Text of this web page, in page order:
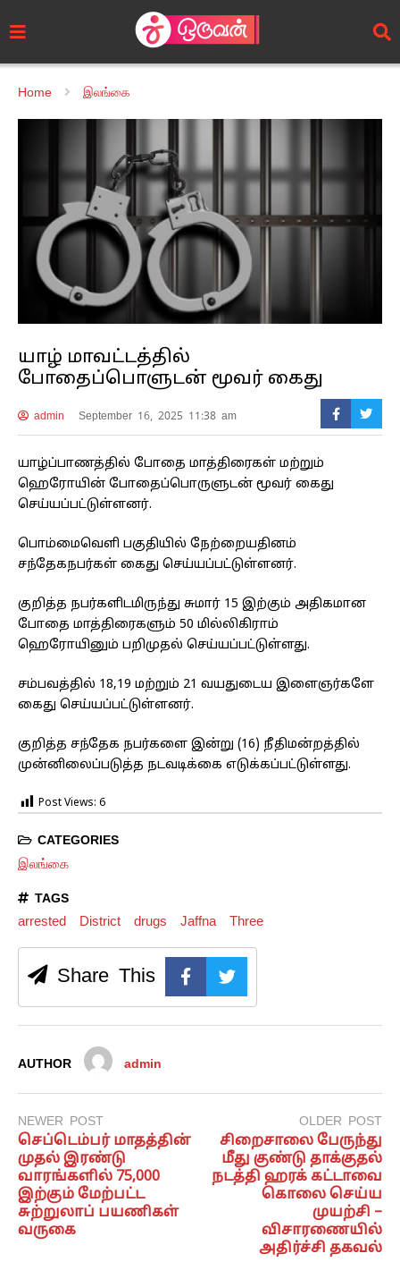
Home இலங்கை
யாழ் மாவட்டத்தில்
போதைப்பொளுடன் மூவர் கைது
admin September 16, 2025 11:38 am
யாழ்ப்பாணத்தில் போதை மாத்திரைகள் மற்றும்
ஹெரோயின் போதைப்பொருளுடன் மூவர் கைது
செய்யப்பட்டுள்ளனர்.
பொம்மைவெளி பகுதியில் நேற்றையதினம்
சந்தேகநபர்கள் கைது செய்யப்பட்டுள்ளனர்.
குறித்த நபர்களிடமிருந்து சுமார் 15 இற்கும் அதிகமான
போதை மாத்திரைகளும் 50 மில்லிகிராம்
ஹெரோயினும் பறிமுதல் செய்யப்பட்டுள்ளது.
சம்பவத்தில் 18,19 மற்றும் 21 வயதுடைய இளைஞர்களே
கைது செய்யப்பட்டுள்ளனர்.
குறித்த சந்தேக நபர்களை இன்று (16) நீதிமன்றத்தில்
முன்னிலைப்படுத்த நடவடிக்கை எடுக்கப்பட்டுள்ளது.
Post Views: 6
CATEGORIES
இலங்கை
TAGS
arrested District drugs Jaffna Three
Share This
AUTHOR admin
NEWER POST
செப்டெம்பர் மாதத்தின்
முதல் இரண்டு
வாரங்களில் 75,000
இற்கும் மேற்பட்ட
சுற்றுலாப் பயணிகள்
வருகை
OLDER POST
சிறைசாலை பேருந்து
மீது குண்டு தாக்குதல்
நடத்தி ஹரக் கட்டாவை
கொலை செய்ய
முயற்சி –
விசாரணையில்
அதிர்ச்சி தகவல்